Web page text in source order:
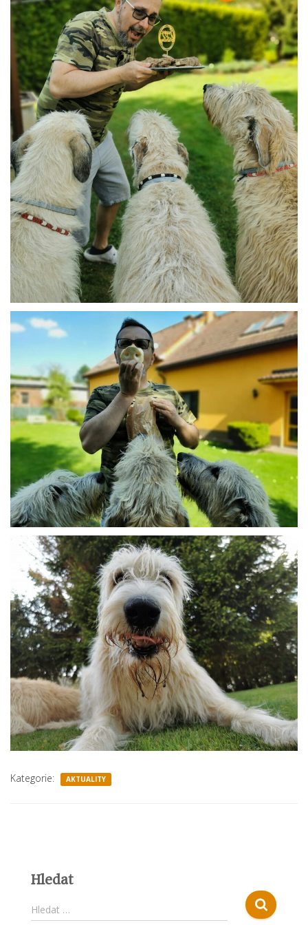
Kategorie: AKTUALITY
Hledat
y
Hledat …